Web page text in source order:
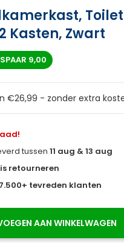
Kasten, Zwart
9,00
€26,99 - zonder extra
tussen11 aug & 13 aug
retourneren
tevreden klanten
AAN WINKELWAGEN